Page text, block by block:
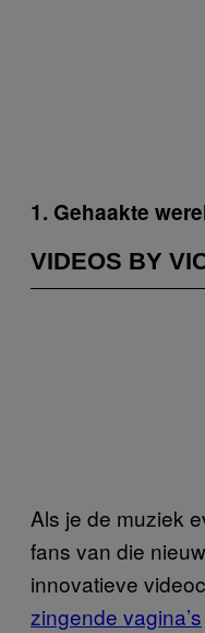
1. Gehaakte
VIDEOS BY
Als je de muziek
fans van die
innovatieve
zingende vagina’s